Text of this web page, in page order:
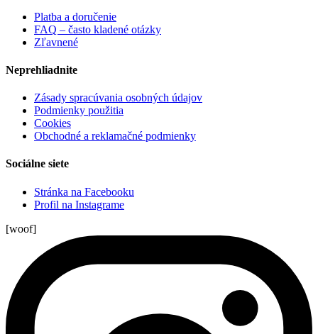
Platba a doručenie
FAQ – často kladené otázky
Zľavnené
Neprehliadnite
Zásady spracúvania osobných údajov
Podmienky použitia
Cookies
Obchodné a reklamačné podmienky
Sociálne siete
Stránka na Facebooku
Profil na Instagrame
[woof]